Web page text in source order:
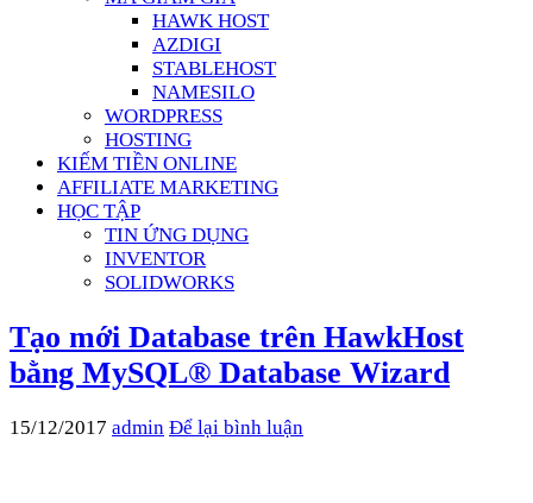
HAWK HOST
AZDIGI
STABLEHOST
NAMESILO
WORDPRESS
HOSTING
KIẾM TIỀN ONLINE
AFFILIATE MARKETING
HỌC TẬP
TIN ỨNG DỤNG
INVENTOR
SOLIDWORKS
Tạo mới Database trên HawkHost
bằng MySQL® Database Wizard
15/12/2017 admin Để lại bình luận